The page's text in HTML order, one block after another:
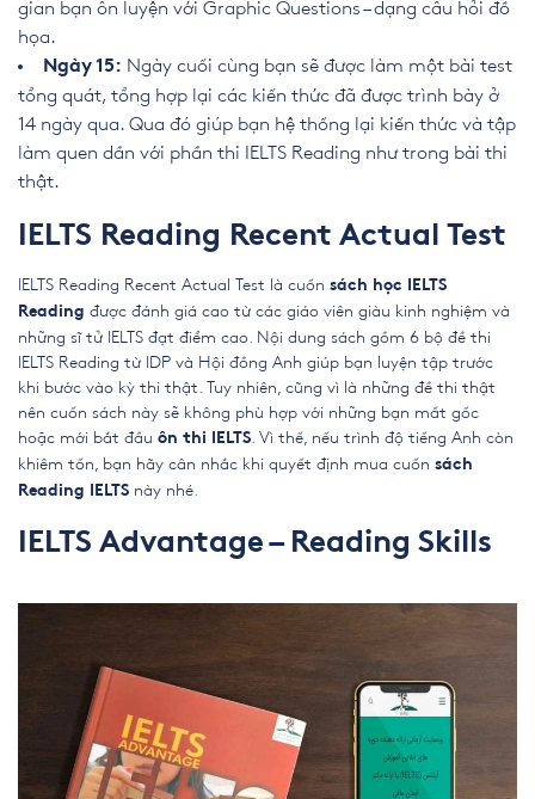
gian bạn ôn luyện với Graphic Questions – dạng câu hỏi đồ
họa.
Ngày 15: Ngày cuối cùng bạn sẽ được làm một bài test
tổng quát, tổng hợp lại các kiến thức đã được trình bày ở
14 ngày qua. Qua đó giúp bạn hệ thống lại kiến thức và tập
làm quen dần với phần thi IELTS Reading như trong bài thi
thật.
IELTS Reading Recent Actual Test
IELTS Reading Recent Actual Test là cuốn sách học IELTS
Reading được đánh giá cao từ các giáo viên giàu kinh nghiệm và
những sĩ tử IELTS đạt điểm cao. Nội dung sách gồm 6 bộ đề thi
IELTS Reading từ IDP và Hội đồng Anh giúp bạn luyện tập trước
khi bước vào kỳ thi thật. Tuy nhiên, cũng vì là những đề thi thật
nên cuốn sách này sẽ không phù hợp với những bạn mất gốc
hoặc mới bắt đầu ôn thi IELTS . Vì thế, nếu trình độ tiếng Anh còn
khiêm tốn, bạn hãy cân nhắc khi quyết định mua cuốn sách
Reading IELTS này nhé.
IELTS Advantage – Reading Skills